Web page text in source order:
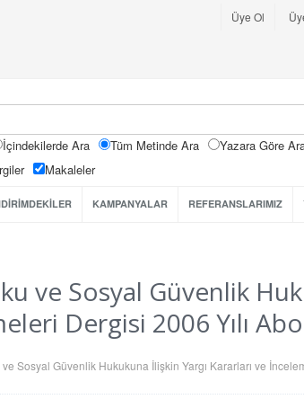
Üye Ol
İçindekilerde Ara Tüm Metinde Ara
Yazara Göre
Makaleler
KAMPANYALAR REFERANSLARIMIZ
ve Sosyal Güvenlik
Dergisi 2006 Yılı
Sosyal Güvenlik Hukukuna İlişkin Yargı Kararları ve